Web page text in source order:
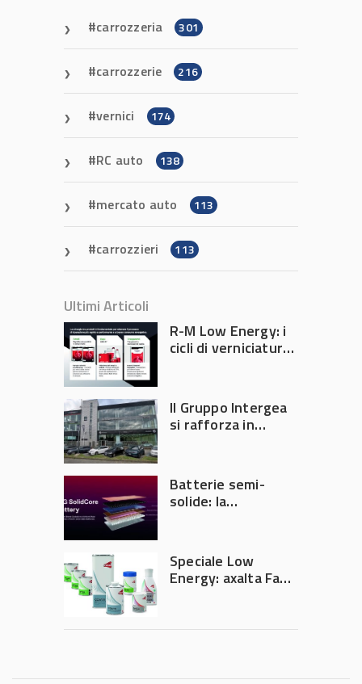
carrozzeria 301
carrozzerie 216
vernici 174
RC auto 138
mercato auto 113
carrozzieri 113
Ultimi Articoli
R-M Low Energy: i
cicli di verniciatura
tempi e costi in
carrozzeria
Il Gruppo Intergea
si rafforza in
Batterie semi-
solide: la
accelerare la
rivoluzione
dell’auto elettrica
Speciale Low
Energy: axalta Fast
riduce consumi
produttività in